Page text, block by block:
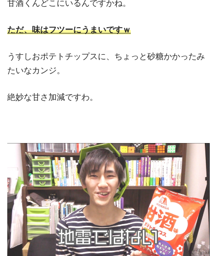
甘酒くんどこにいるんですかね。
ただ、味はフツーにうまいですｗ
うすしおポテトチップスに、ちょっと砂糖かかったみ
たいなカンジ。
絶妙な甘さ加減ですわ。